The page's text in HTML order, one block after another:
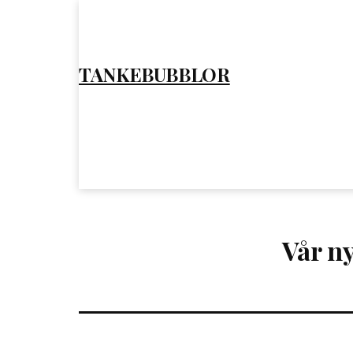
TANKEBUBBLOR
Vår